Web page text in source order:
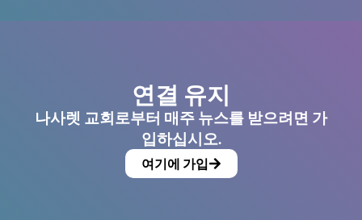
연결 유지
나사렛 교회로부터 매주 뉴스를 받으려면 가
입하십시오.
여기에 가입